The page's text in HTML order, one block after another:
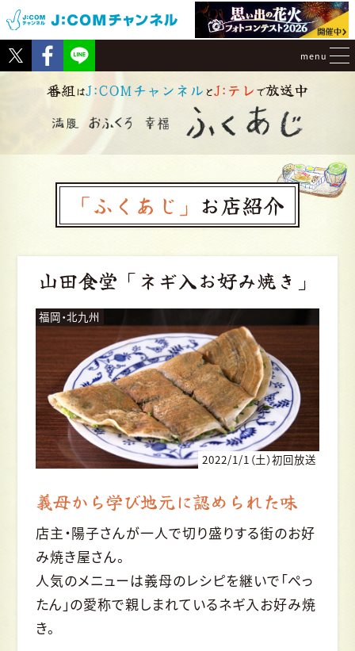
Tweet Facebook
menu
番組はJ:COMチャンネル とJ:テレ で放送中
「ふくあじ」 お店紹介
山田食堂 「ネギ入お好み焼き」
福岡・北九州
2022/1/1（土）初回放送
義母から学び地元に認められた味
店主・陽子さんが一人で切り盛りする街のお好
み焼き屋さん。
人気のメニューは義母のレシピを継いで「ぺっ
たん」の愛称で親しまれているネギ入お好み焼
き。